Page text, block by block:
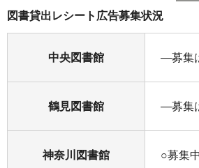
図書貸出レシート広告募集状況
中央図書館 ―募集
鶴見図書館 ―募集
神奈川図書館 ○募集中